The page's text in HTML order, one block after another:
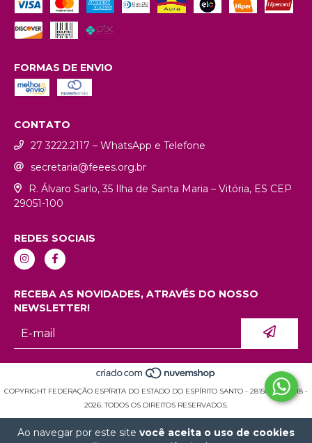
Ao navegar por este site você aceita o uso de cookies
FORMAS DE ENVIO
CONTATO
27 3222.2117 – WhatsApp e Telefone
secretaria@feees.org.br
R. Álvaro Sarlo, 35 Ilha de Santa Maria – Vitória, ES CEP
29051-100
REDES SOCIAIS
RECEBA AS NOVIDADES, ATRAVÉS DO NOSSO
NEWSLETTER!
COPYRIGHT FEDERAÇÃO ESPÍRITA DO ESTADO DO ESPÍRITO SANTO - 28150936000118 -
2026. TODOS OS DIREITOS RESERVADOS.